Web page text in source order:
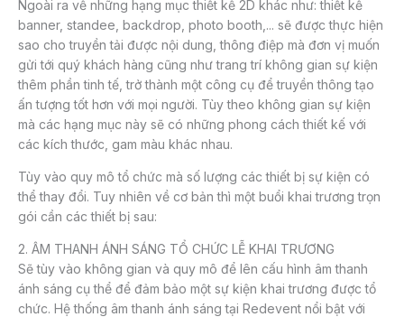
Ngoài ra về những hạng mục thiết kế 2D khác như: thiết kế
banner, standee, backdrop, photo booth,... sẽ được thực hiện
sao cho truyền tải được nội dung, thông điệp mà đơn vị muốn
gửi tới quý khách hàng cũng như trang trí không gian sự kiện
thêm phần tinh tế, trở thành một công cụ để truyền thông tạo
ấn tượng tốt hơn với mọi người. Tùy theo không gian sự kiện
mà các hạng mục này sẽ có những phong cách thiết kế với
các kích thước, gam màu khác nhau.
Tùy vào quy mô tổ chức mà số lượng các thiết bị sự kiện có
thể thay đổi. Tuy nhiên về cơ bản thì một buổi khai trương trọn
gói cần các thiết bị sau:
2. ÂM THANH ÁNH SÁNG TỔ CHỨC LỄ KHAI TRƯƠNG
Sẽ tùy vào không gian và quy mô để lên cấu hình âm thanh
ánh sáng cụ thể để đảm bảo một sự kiện khai trương được tổ
chức. Hệ thống âm thanh ánh sáng tại Redevent nổi bật với